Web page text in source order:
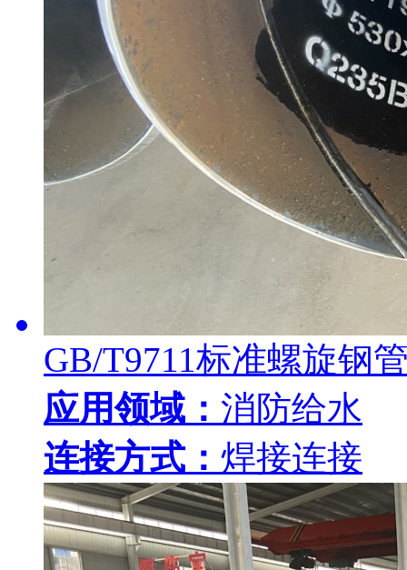
GB/T9711标准螺旋钢
应用领域： 消防给水
连接方式： 焊接连接